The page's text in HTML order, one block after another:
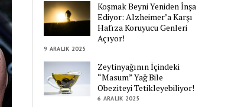
Koşmak Beyni Yeniden İnşa
Ediyor: Alzheimer’a Karşı
Hafıza Koruyucu Genleri
Açıyor!
9 ARALIK 2025
Zeytinyağının İçindeki
“Masum” Yağ Bile
Obeziteyi Tetikleyebiliyor!
6 ARALIK 2025